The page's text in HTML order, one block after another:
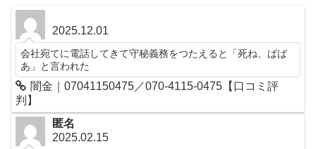
2025.12.01
会社宛てに電話してきて守秘義務をつたえると「死ね、ばば
あ」と言われた
闇金｜07041150475／070-4115-0475【口コミ評
判】
匿名
2025.02.15